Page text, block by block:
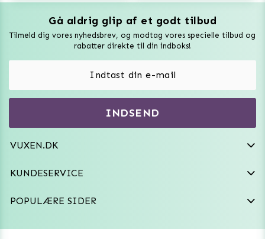
Gå aldrig glip af et godt tilbud
Tilmeld dig vores nyhedsbrev, og modtag vores specielle tilbud og
rabatter direkte til din indboks!
INDSEND
VUXEN.DK
VAT: SE556744520901
kundeservice@vuxen.dk
KUNDESERVICE
Fortryd aftale
POPULÆRE SIDER
Vuxen Magazine
Vibratorer
Frækt undertøj